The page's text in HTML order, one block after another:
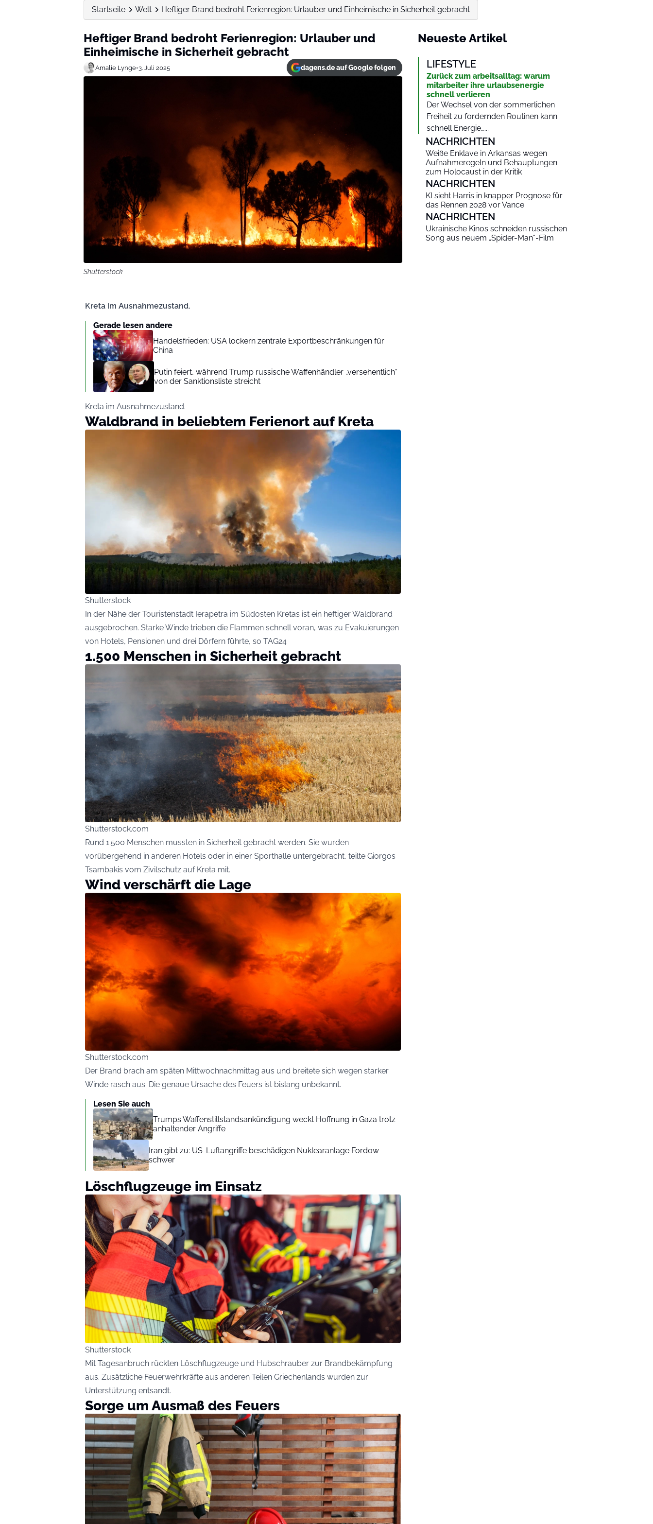
Startseite Welt Heftiger Brand bedroht Ferienregion: Urlauber und Einheimische in Sicherheit gebracht
Heftiger Brand bedroht Ferienregion: Urlauber und
Einheimische in Sicherheit gebracht
Amalie Lynge•3. Juli 2025 dagens.de auf Google folgen
Shutterstock
Kreta im Ausnahmezustand.
Gerade lesen andere
Handelsfrieden: USA lockern zentrale Exportbeschränkungen für
China
Putin feiert, während Trump russische Waffenhändler „versehentlich“
von der Sanktionsliste streicht
Kreta im Ausnahmezustand.
Waldbrand in beliebtem Ferienort auf Kreta
Shutterstock
In der Nähe der Touristenstadt Ierapetra im Südosten Kretas ist ein heftiger Waldbrand
ausgebrochen. Starke Winde trieben die Flammen schnell voran, was zu Evakuierungen
von Hotels, Pensionen und drei Dörfern führte, so TAG24
1.500 Menschen in Sicherheit gebracht
Shutterstock.com
Rund 1.500 Menschen mussten in Sicherheit gebracht werden. Sie wurden
vorübergehend in anderen Hotels oder in einer Sporthalle untergebracht, teilte Giorgos
Tsambakis vom Zivilschutz auf Kreta mit.
Wind verschärft die Lage
Shutterstock.com
Der Brand brach am späten Mittwochnachmittag aus und breitete sich wegen starker
Winde rasch aus. Die genaue Ursache des Feuers ist bislang unbekannt.
Lesen Sie auch
Trumps Waffenstillstandsankündigung weckt Hoffnung in Gaza trotz
anhaltender Angriffe
Iran gibt zu: US-Luftangriffe beschädigen Nuklearanlage Fordow
schwer
Löschflugzeuge im Einsatz
Shutterstock
Mit Tagesanbruch rückten Löschflugzeuge und Hubschrauber zur Brandbekämpfung
aus. Zusätzliche Feuerwehrkräfte aus anderen Teilen Griechenlands wurden zur
Unterstützung entsandt.
Sorge um Ausmaß des Feuers
Neueste Artikel
LIFESTYLE
Zurück zum arbeitsalltag: warum
mitarbeiter ihre urlaubsenergie
schnell verlieren
Der Wechsel von der sommerlichen
Freiheit zu fordernden Routinen kann
schnell Energie…...
NACHRICHTEN
Weiße Enklave in Arkansas wegen
Aufnahmeregeln und Behauptungen
zum Holocaust in der Kritik
NACHRICHTEN
KI sieht Harris in knapper Prognose für
das Rennen 2028 vor Vance
NACHRICHTEN
Ukrainische Kinos schneiden russischen
Song aus neuem „Spider-Man“-Film